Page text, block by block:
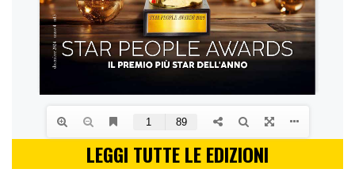
LEGGI TUTTE LE EDIZIONI